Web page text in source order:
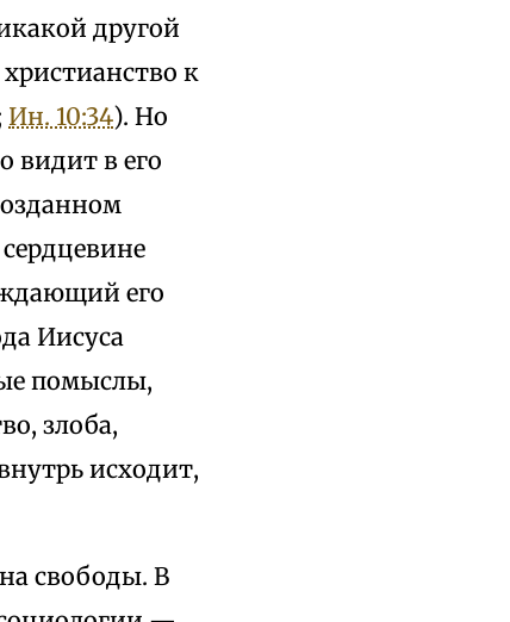
другой
к
Ин. 10:34). Но
видит в его
его
Иисуса
помыслы,
злоба,
исходит,
свободы. В